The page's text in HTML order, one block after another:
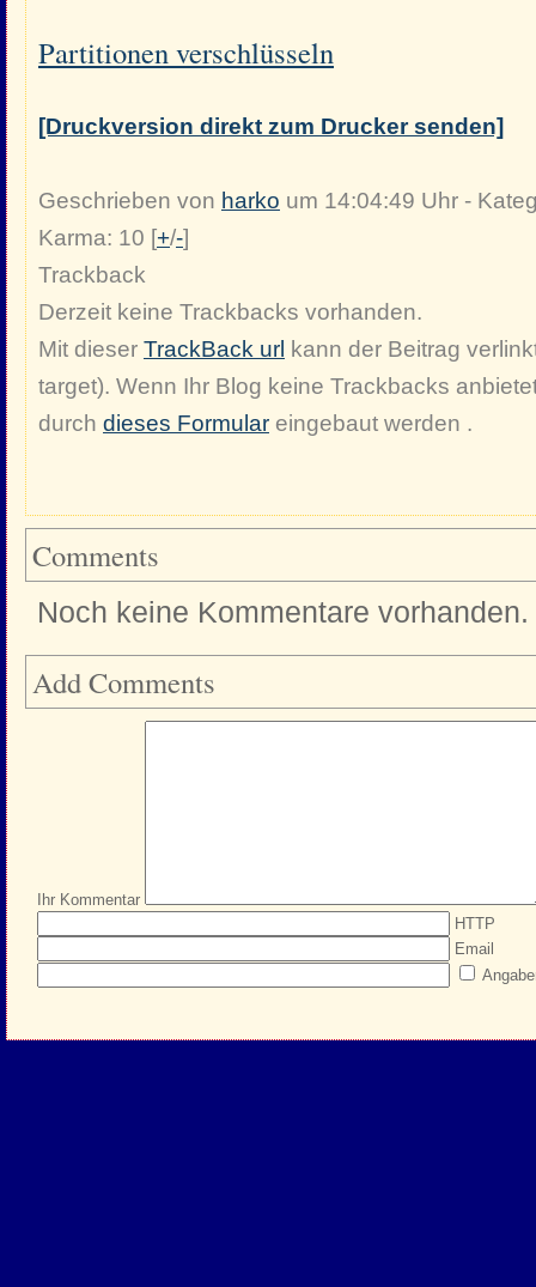
Partitionen verschlüsseln
[Druckversion direkt zum Drucker senden]
Geschrieben von harko um 14:04:49 Uhr -
Karma: 10 [+/-]
Trackback
Derzeit keine Trackbacks vorhanden.
Mit dieser TrackBack url kann der Beitrag
target). Wenn Ihr Blog keine Trackbacks
durch dieses Formular eingebaut werden .
Comments
Noch keine Kommentare vorhanden.
Add Comments
Ihr Kommentar
HTTP
Email